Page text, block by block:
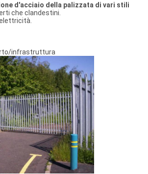
d'acciaio della palizzata di vari stili
che clandestini.
infrastruttura